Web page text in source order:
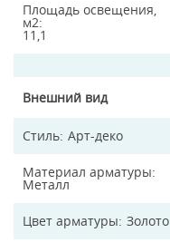
Площадь освещения,
м2
11,1
Внешний вид
Стиль Арт-деко
Материал арматуры
Металл
Цвет арматуры Золото